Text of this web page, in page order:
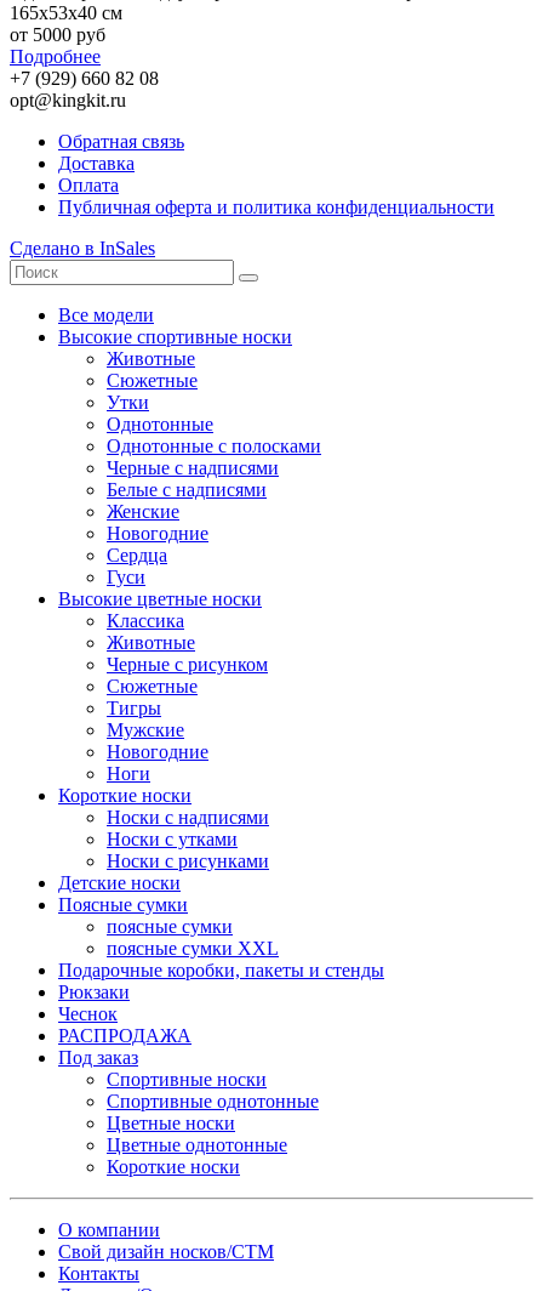
165х53х40 см
от 5000 руб
Подробнее
+7 (929) 660 82 08
opt@kingkit.ru
Обратная связь
Доставка
Оплата
Публичная оферта и политика конфиденциальности
Сделано в InSales
Все модели
Высокие спортивные носки
Животные
Сюжетные
Утки
Однотонные
Однотонные с полосками
Черные с надписями
Белые с надписями
Женские
Новогодние
Сердца
Гуси
Высокие цветные носки
Классика
Животные
Черные с рисунком
Сюжетные
Тигры
Мужские
Новогодние
Ноги
Короткие носки
Носки с надписями
Носки с утками
Носки с рисунками
Детские носки
Поясные сумки
поясные сумки
поясные сумки XXL
Подарочные коробки, пакеты и стенды
Рюкзаки
Чеснок
РАСПРОДАЖА
Под заказ
Спортивные носки
Спортивные однотонные
Цветные носки
Цветные однотонные
Короткие носки
О компании
Свой дизайн носков/СТМ
Контакты